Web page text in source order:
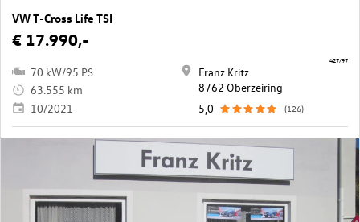
VW T-Cross Life TSI
€ 17.990,-
70 kW/95 PS
63.555 km
10/2021
Franz Kritz
8762 Oberzeiring
5,0
(126)
427/97